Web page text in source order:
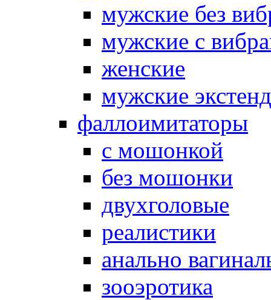
мужские без
мужские с
женские
мужские
фаллоимитаторы
с мошонкой
без мошонки
двухголовые
реалистики
анально
зооэротика